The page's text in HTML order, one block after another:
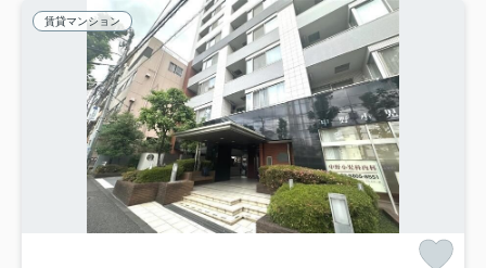
賃貸マンション